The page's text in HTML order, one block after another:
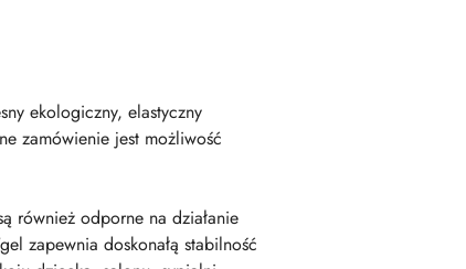
ekologiczny, elastyczny
zamówienie jest możliwość
również odporne na działanie
zapewnia doskonałą stabilność